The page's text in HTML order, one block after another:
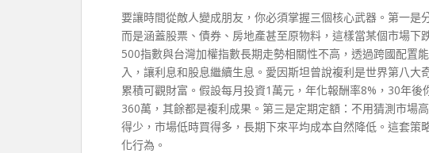
要讓時間從敵人變成朋友，你必須掌握三個核心武器。第一是
而是涵蓋股票、債券、房地產甚至原物料，這樣當某個市場下
500指數與台灣加權指數長期走勢相關性不高，透過跨國配置
入，讓利息和股息繼續生息。愛因斯坦曾說複利是世界第八
累積可觀財富。假設每月投資1萬元，年化報酬率8%，30年
360萬，其餘都是複利成果。第三是定期定額：不用猜測市場
得少，市場低時買得多，長期下來平均成本自然降低。這套策
化行為。